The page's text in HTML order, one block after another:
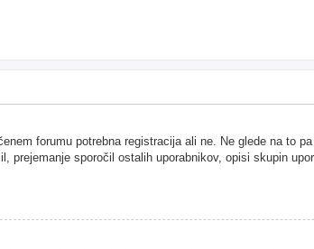
forumu potrebna registracija ali ne. Ne glede na to
sporočil ostalih uporabnikov, opisi skupin